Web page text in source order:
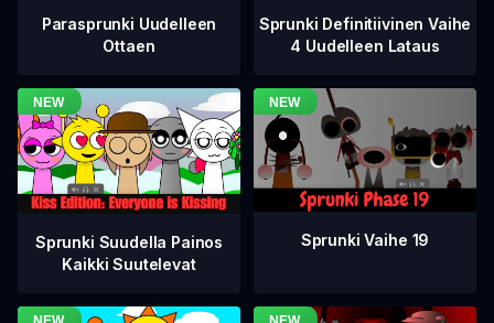
Parasprunki Uudelleen
Ottaen
Sprunki Definitiivinen Vaihe
4 Uudelleen Lataus
Sprunki Suudella Painos
Kaikki Suutelevat
Sprunki Vaihe 19